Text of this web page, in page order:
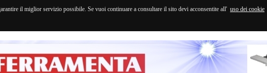
il miglior servizio possibile. Se vuoi continuare a consultare il sito devi acconsentite all' uso dei cookie